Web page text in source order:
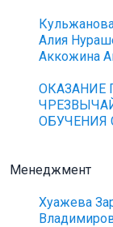
Алия
Аккожина
ОБУЧЕНИЯ
Менеджмент
Хуажева